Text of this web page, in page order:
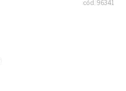
cód. 96341